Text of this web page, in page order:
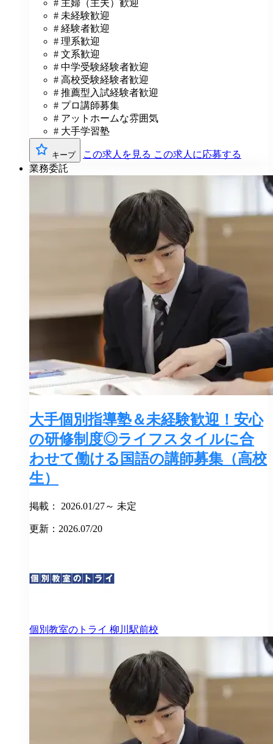
# 主婦（主夫）歓迎
# 未経験歓迎
# 経験者歓迎
# 理系歓迎
# 文系歓迎
# 中学受験経験者歓迎
# 高校受験経験者歓迎
# 推薦型入試経験者歓迎
# プロ講師募集
# アットホームな雰囲気
# 大手学習塾
キープ この求人を見る この求人に応募する
業務委託
大手個別指導塾＆未経験歓迎！安心
の研修制度◎ライフスタイルに合
わせて働ける国語の講師募集（高校
生）
掲載： 2026.01/27～ 未定
更新：2026.07/20
個別教室のトライ 柳川駅前校